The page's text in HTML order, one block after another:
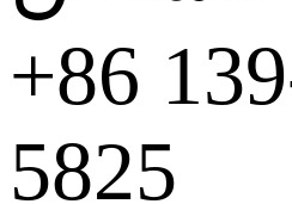
+86
5825